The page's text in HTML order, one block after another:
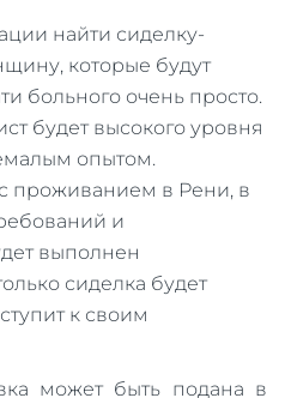
найти сиделку-
которые будут
больного очень просто.
будет высокого уровня
опытом.
проживанием в Рени, в
и
выполнен
сиделка будет
к своим
может быть подана в